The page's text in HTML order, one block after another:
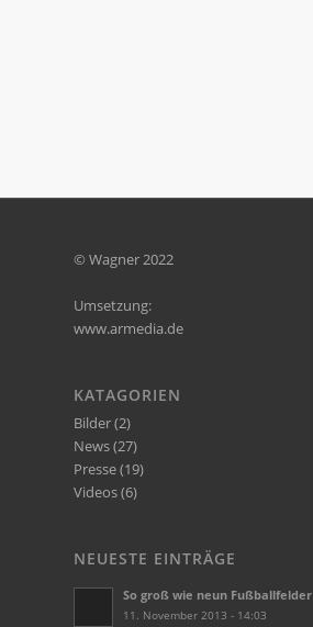
© Wagner 2022
Umsetzung:
www.armedia.de
KATAGORIEN
Bilder(2)
News(27)
Presse(19)
Videos(6)
NEUESTE EINTRÄGE
So groß wie neun Fußballfelder
11. November 2013 - 14:03